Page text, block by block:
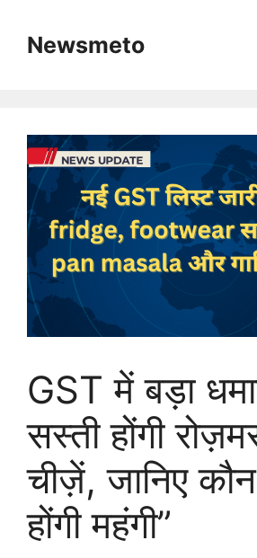
contentNewsmeto
GST में बड़ा
सस्ती होंगी
चीज़ें, जानिए
होंगी महंगी”